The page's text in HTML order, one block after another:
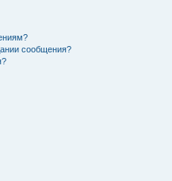
сообщения?